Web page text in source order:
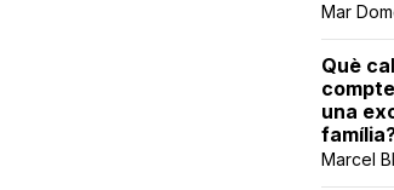
Mar
Què
una
Marcel